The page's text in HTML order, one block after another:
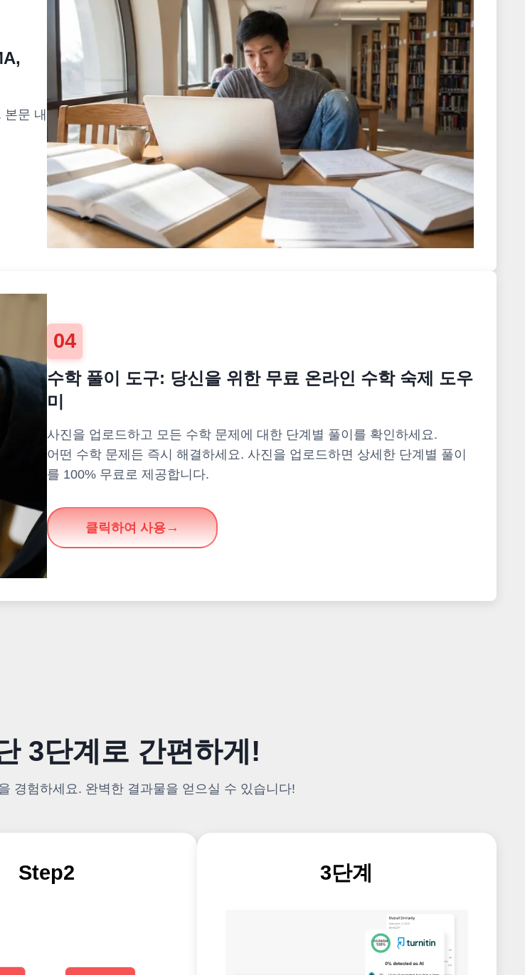
본문 내
04
수학 풀이 도구: 당신을 위한 무료 온라인 수학 숙제 도우
미
사진을 업로드하고 모든 수학 문제에 대한 단계별 풀이를 확인하세요.
어떤 수학 문제든 즉시 해결하세요. 사진을 업로드하면 상세한 단계별 풀이
를 100% 무료로 제공합니다.
클릭하여 사용
3단계로 간편하게!
경험하세요. 완벽한 결과물을 얻으실 수 있습니다!
Step2 3단계